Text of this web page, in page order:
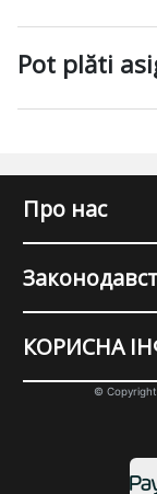
Pot plăti
Про нас
КОРИСНА
© Copyright